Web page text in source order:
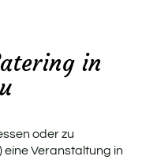
in
oder zu
eine Veranstaltung in